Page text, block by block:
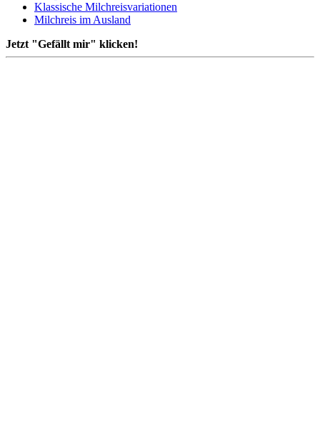
Klassische Milchreisvariationen
Milchreis im Ausland
Jetzt "Gefällt mir" klicken!